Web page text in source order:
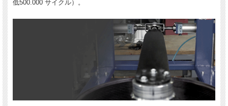
低500.000 サイクル）。